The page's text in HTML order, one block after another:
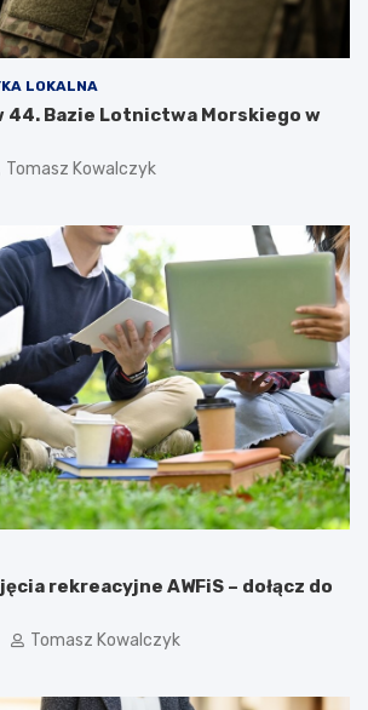
LOKALNA
44. Bazie Lotnictwa Morskiego w
Tomasz Kowalczyk
rekreacyjne AWFiS – dołącz do
Tomasz Kowalczyk